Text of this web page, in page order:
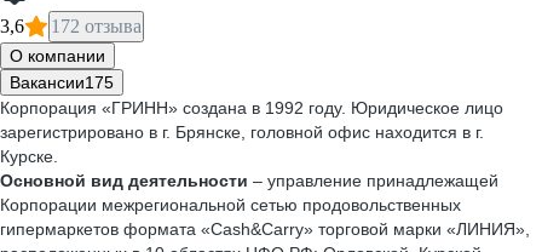
3,6 172 отзыва
О компании
Вакансии175
Корпорация «ГРИНН» создана в 1992 году. Юридическое лицо
зарегистрировано в г. Брянске, головной офис находится в г.
Курске.
Основной вид деятельности – управление принадлежащей
Корпорации межрегиональной сетью продовольственных
гипермаркетов формата «Cash&Carry» торговой марки «ЛИНИЯ»,